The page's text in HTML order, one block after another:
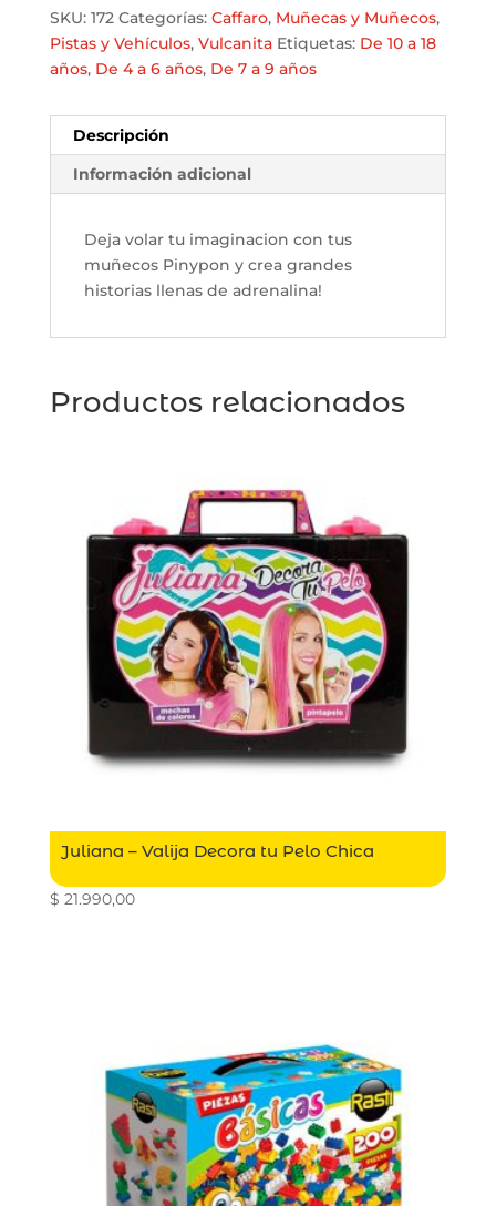
de
Bomberos
con
y
Accesorios
cantidad
SKU: 172 Categorías: Caffaro, Muñecas y Muñecos,
Pistas y Vehí­culos, Vulcanita Etiquetas: De 10 a 18
años, De 4 a 6 años, De 7 a 9 años
Descripción
Información adicional
Deja volar tu imaginacion con tus
muñecos Pinypon y crea grandes
historias llenas de adrenalina!
Productos relacionados
Juliana – Valija Decora tu Pelo Chica
$ 21.990,00